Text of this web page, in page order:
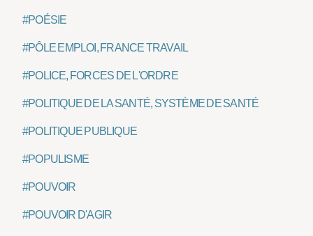
#POÉSIE
#PÔLE EMPLOI, FRANCE TRAVAIL
#POLICE, FORCES DE L'ORDRE
#POLITIQUE DE LA SANTÉ, SYSTÈME DE SANTÉ
#POLITIQUE PUBLIQUE
#POPULISME
#POUVOIR
#POUVOIR D'AGIR